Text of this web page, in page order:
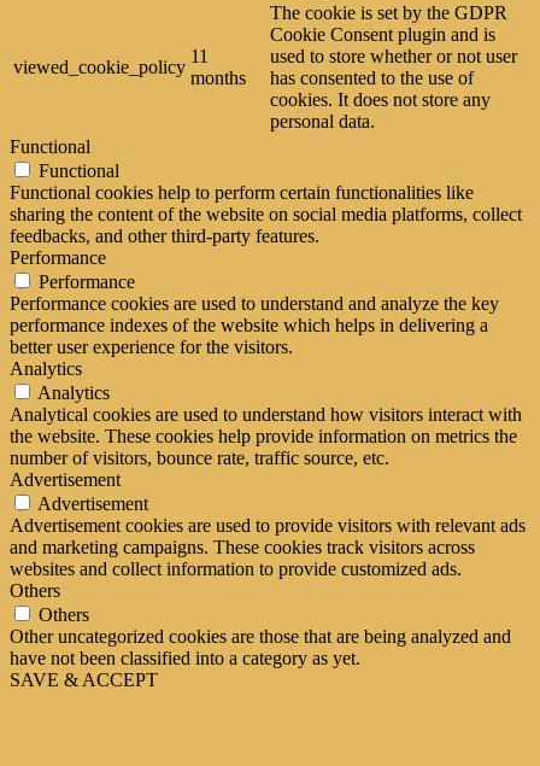
viewed_cookie_policy
11
months
The cookie is set by the GDPR
Cookie Consent plugin and is
used to store whether or not user
has consented to the use of
cookies. It does not store any
personal data.
Functional
Functional
Functional cookies help to perform certain functionalities like
sharing the content of the website on social media platforms, collect
feedbacks, and other third-party features.
Performance
Performance
Performance cookies are used to understand and analyze the key
performance indexes of the website which helps in delivering a
better user experience for the visitors.
Analytics
Analytics
Analytical cookies are used to understand how visitors interact with
the website. These cookies help provide information on metrics the
number of visitors, bounce rate, traffic source, etc.
Advertisement
Advertisement
Advertisement cookies are used to provide visitors with relevant ads
and marketing campaigns. These cookies track visitors across
websites and collect information to provide customized ads.
Others
Others
Other uncategorized cookies are those that are being analyzed and
have not been classified into a category as yet.
SAVE & ACCEPT